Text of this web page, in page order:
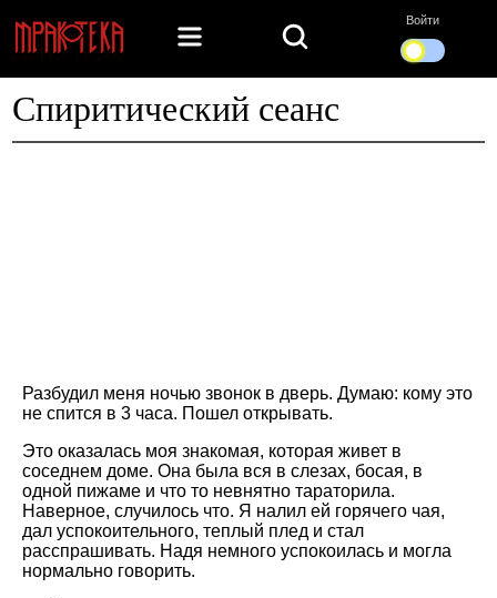
Войти
Спиритический сеанс
Разбудил меня ночью звонок в дверь. Думаю: кому это
не спится в 3 часа. Пошел открывать.
Это оказалась моя знакомая, которая живет в
соседнем доме. Она была вся в слезах, босая, в
одной пижаме и что то невнятно тараторила.
Наверное, случилось что. Я налил ей горячего чая,
дал успокоительного, теплый плед и стал
расспрашивать. Надя немного успокоилась и могла
нормально говорить.